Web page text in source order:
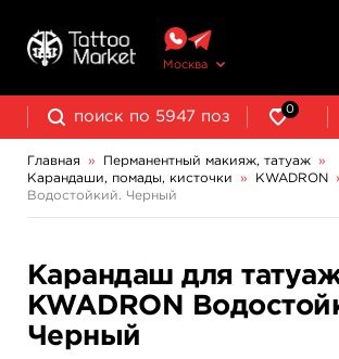
Москва
0
Главная » Перманентный макияж, татуаж
»
Карандаши, помады, кисточки
» KWADRON
Водостойкий. Черный
Карандаш для
KWADRON
Черный